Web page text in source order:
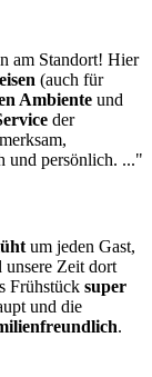
am Standort! Hier
(auch für
Ambiente und
der
und persönlich. ..."
um jeden Gast,
Zeit dort
Frühstück super
und die
.